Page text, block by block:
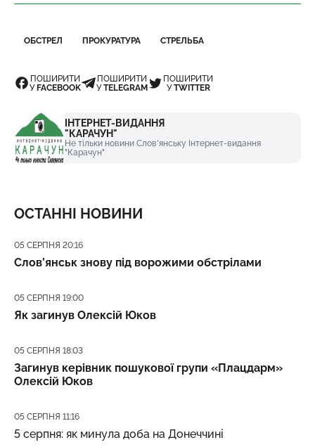
ОБСТРЕЛ ПРОКУРАТУРА СТРЕЛЬБА
ПОШИРИТИ
У FACEBOOK
ПОШИРИТИ
УTELEGRAM
ПОШИРИТИ
УTWITTER
ІНТЕРНЕТ-ВИДАННЯ
"КАРАЧУН"
Не тільки новини Слов'янську Інтернет-видання
"Карачун"
ОСТАННІ НОВИНИ
Дата публікації
05 СЕРПНЯ 20:16
Слов’янськ знову під ворожими обстрілами
Дата публікації
05 СЕРПНЯ 19:00
Як загинув Олексій Юков
Дата публікації
05 СЕРПНЯ 18:03
Загинув керівник пошукової групи «Плацдарм»
Олексій Юков
Дата публікації
05 СЕРПНЯ 11:16
5 серпня: як минула доба на Донеччині